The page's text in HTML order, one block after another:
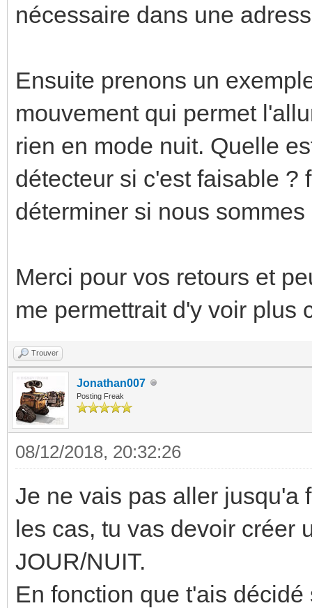
nécessaire dans une
Ensuite prenons un
mouvement qui permet
rien en mode nuit. Quelle
détecteur si c'est faisable ?
déterminer si nous
Merci pour vos retours et
me permettrait d'y voir plus
Trouver
Jonathan007
Posting Freak
08/12/2018, 20:32:26
Je ne vais pas aller jusqu'a
les cas, tu vas devoir créer
JOUR/NUIT.
En fonction que t'ais